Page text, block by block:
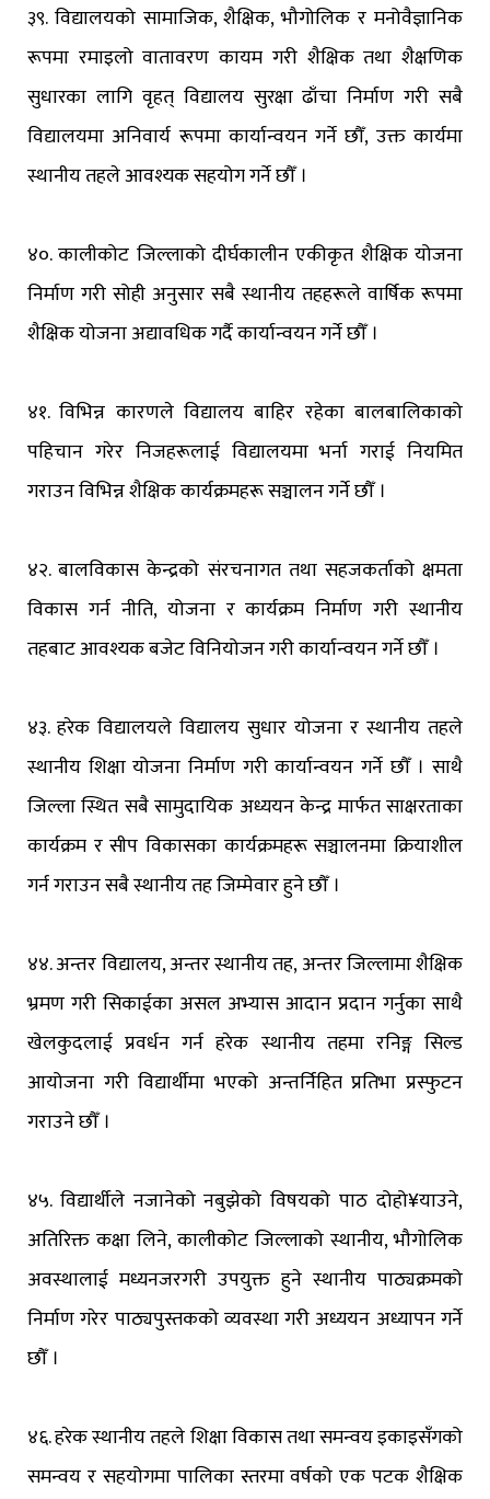
३९. विद्यालयको सामाजिक, शैक्षिक, भौगोलिक र मनोवैज्ञानिक
रूपमा रमाइलो वातावरण कायम गरी शैक्षिक तथा शैक्षणिक
सुधारका लागि वृहत् विद्यालय सुरक्षा ढाँचा निर्माण गरी सबै
विद्यालयमा अनिवार्य रूपमा कार्यान्वयन गर्ने छौँ, उक्त कार्यमा
स्थानीय तहले आवश्यक सहयोग गर्ने छौँ ।
४०. कालीकोट जिल्लाको दीर्घकालीन एकीकृत शैक्षिक योजना
निर्माण गरी सोही अनुसार सबै स्थानीय तहहरूले वार्षिक रूपमा
शैक्षिक योजना अद्यावधिक गर्दै कार्यान्वयन गर्ने छौँ ।
४१. विभिन्न कारणले विद्यालय बाहिर रहेका बालबालिकाको
पहिचान गरेर निजहरूलाई विद्यालयमा भर्ना गराई नियमित
गराउन विभिन्न शैक्षिक कार्यक्रमहरू सञ्चालन गर्ने छौँ ।
४२. बालविकास केन्द्रको संरचनागत तथा सहजकर्ताको क्षमता
विकास गर्न नीति, योजना र कार्यक्रम निर्माण गरी स्थानीय
तहबाट आवश्यक बजेट विनियोजन गरी कार्यान्वयन गर्ने छौँ ।
४३. हरेक विद्यालयले विद्यालय सुधार योजना र स्थानीय तहले
स्थानीय शिक्षा योजना निर्माण गरी कार्यान्वयन गर्ने छौँ । साथै
जिल्ला स्थित सबै सामुदायिक अध्ययन केन्द्र मार्फत साक्षरताका
कार्यक्रम र सीप विकासका कार्यक्रमहरू सञ्चालनमा क्रियाशील
गर्न गराउन सबै स्थानीय तह जिम्मेवार हुने छौँ ।
४४. अन्तर विद्यालय, अन्तर स्थानीय तह, अन्तर जिल्लामा शैक्षिक
भ्रमण गरी सिकाईका असल अभ्यास आदान प्रदान गर्नुका साथै
खेलकुदलाई प्रवर्धन गर्न हरेक स्थानीय तहमा रनिङ्ग सिल्ड
आयोजना गरी विद्यार्थीमा भएको अन्तर्निहित प्रतिभा प्रस्फुटन
गराउने छौँ ।
४५. विद्यार्थीले नजानेको नबुझेको विषयको पाठ दोहो¥याउने,
अतिरिक्त कक्षा लिने, कालीकोट जिल्लाको स्थानीय, भौगोलिक
अवस्थालाई मध्यनजरगरी उपयुक्त हुने स्थानीय पाठ्यक्रमको
निर्माण गरेर पाठ्यपुस्तकको व्यवस्था गरी अध्ययन अध्यापन गर्ने
छौँ ।
४६. हरेक स्थानीय तहले शिक्षा विकास तथा समन्वय इकाइसँगको
समन्वय र सहयोगमा पालिका स्तरमा वर्षको एक पटक शैक्षिक